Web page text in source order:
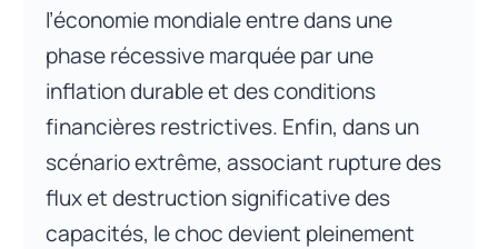
l’économie mondiale entre dans une
phase récessive marquée par une
inflation durable et des conditions
financières restrictives. Enfin, dans un
scénario extrême, associant rupture des
flux et destruction significative des
capacités, le choc devient pleinement